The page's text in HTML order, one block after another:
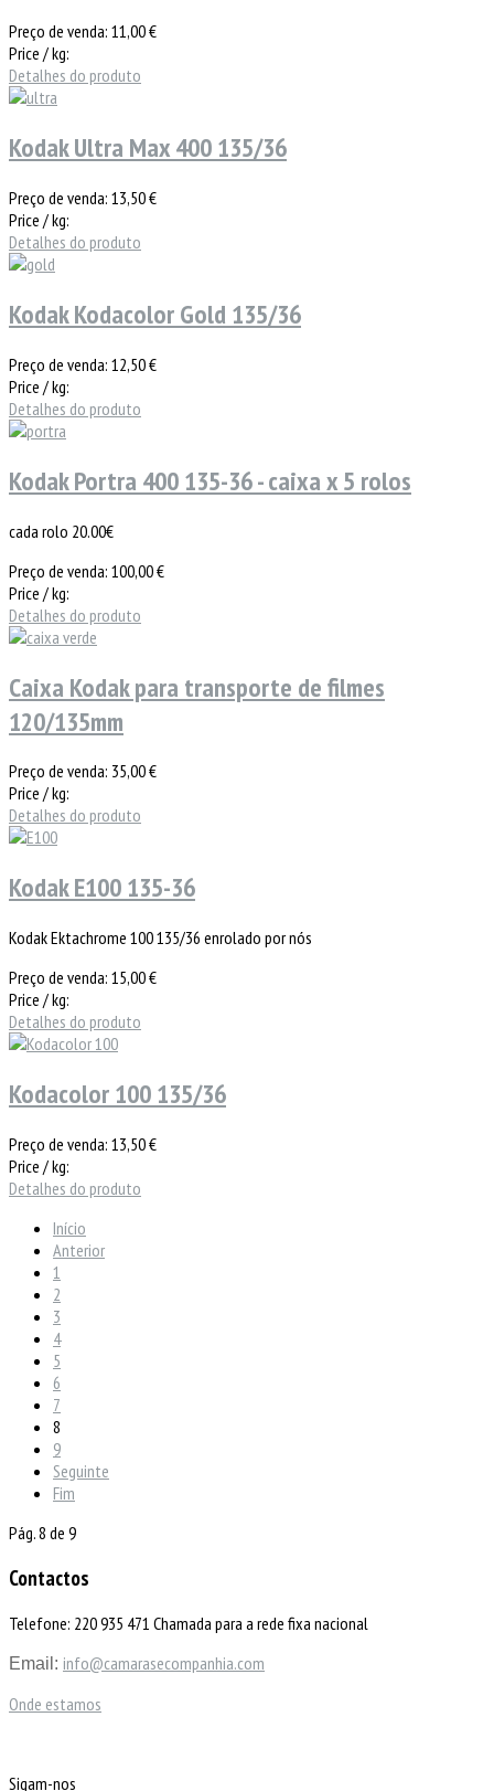
Preço de venda: 11,00 €
Price / kg:
Detalhes do produto
Kodak Ultra Max 400 135/36
Preço de venda: 13,50 €
Price / kg:
Detalhes do produto
Kodak Kodacolor Gold 135/36
Preço de venda: 12,50 €
Price / kg:
Detalhes do produto
Kodak Portra 400 135-36 - caixa x 5 rolos
cada rolo 20.00€
Preço de venda: 100,00 €
Price / kg:
Detalhes do produto
Caixa Kodak para transporte de filmes
120/135mm
Preço de venda: 35,00 €
Price / kg:
Detalhes do produto
Kodak E100 135-36
Kodak Ektachrome 100 135/36 enrolado por nós
Preço de venda: 15,00 €
Price / kg:
Detalhes do produto
Kodacolor 100 135/36
Preço de venda: 13,50 €
Price / kg:
Detalhes do produto
Início
Anterior
1
2
3
4
5
6
7
8
9
Seguinte
Fim
Pág. 8 de 9
Contactos
Telefone: 220 935 471 Chamada para a rede fixa nacional
Email: info@camarasecompanhia.com
Onde estamos
Sigam-nos